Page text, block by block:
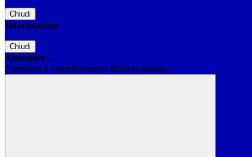
Chiudi
Informazione
Chiudi
Attendere...
Attendere il completamento dell'operazione...